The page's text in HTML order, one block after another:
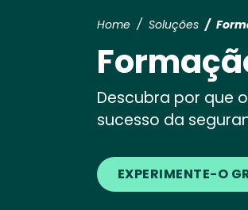
Home Soluções
Descubra por que
sucesso da
EXPERIMENTE-O